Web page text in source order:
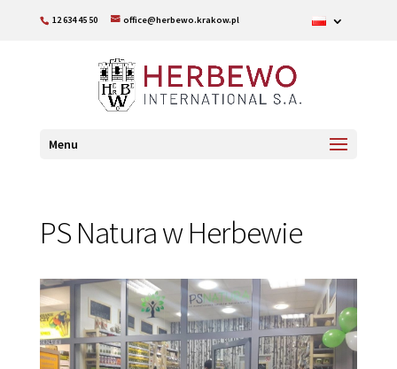
12 634 45 50 office@herbewo.krakow.pl
Menu
PS Natura w Herbewie